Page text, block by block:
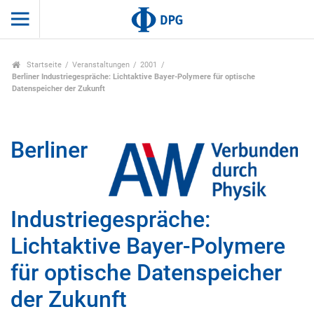
Startseite Veranstaltungen
2001
Berliner Industriegespräche: Lichtaktive Bayer-Polymere für optische
Datenspeicher der Zukunft
Berliner
Industriegespräche:
Lichtaktive Bayer-Polymere
für optische Datenspeicher
der Zukunft